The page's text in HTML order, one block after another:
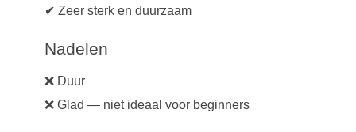
✔ Zeer sterk en duurzaam
Nadelen
❌ Duur
❌ Glad — niet ideaal voor beginners